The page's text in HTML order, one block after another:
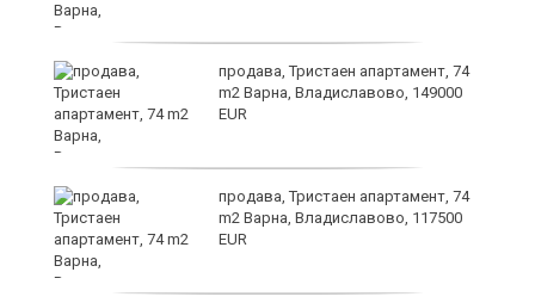
продава, Тристаен апартамент, 74
m2 Варна, Владиславово, 149000
EUR
продава, Тристаен апартамент, 74
m2 Варна, Владиславово, 117500
EUR